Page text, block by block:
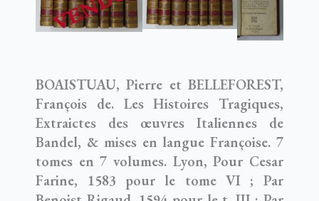
BOAISTUAU, Pierre et BELLEFOREST,
François de. Les Histoires Tragiques,
Extraictes des œuvres Italiennes de
Bandel, & mises en langue Françoise. 7
tomes en 7 volumes. Lyon, Pour Cesar
Farine, 1583 pour le tome VI ; Par